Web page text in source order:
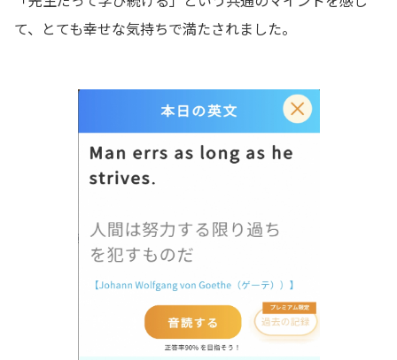
て、とても幸せな気持ちで満たされました。